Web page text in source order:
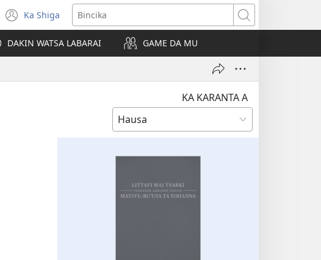
Ka Shiga
(opens
new
window)
Bincika
DAKIN WATSA LABARAI GAME DA MU
KA KARANTA A